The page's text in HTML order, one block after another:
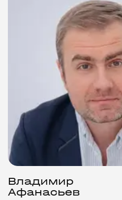
Владимир
Афанасьев